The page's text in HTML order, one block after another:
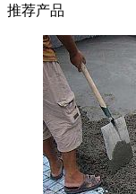
推荐产品